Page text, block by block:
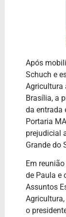
Após
Schuch e
Agricultura
Brasília, a
da entrada
Portaria
prejudicial
Grande do
Em
de Paula e
Assuntos
o